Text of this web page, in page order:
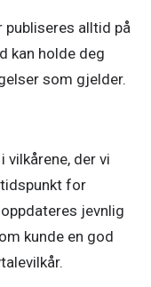
publiseres alltid på
kan holde deg
som gjelder.
vilkårene, der vi
for
jevnlig
kunde en god